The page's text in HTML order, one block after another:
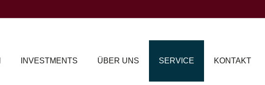
INVESTMENTS ÜBER UNS SERVICE KONTAKT